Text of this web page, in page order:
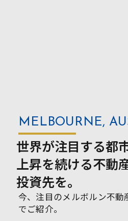
MELBOURNE,
世界が注目する都
上昇を続ける不動
投資先を。
今、注目のメルボルン不動
でご紹介。